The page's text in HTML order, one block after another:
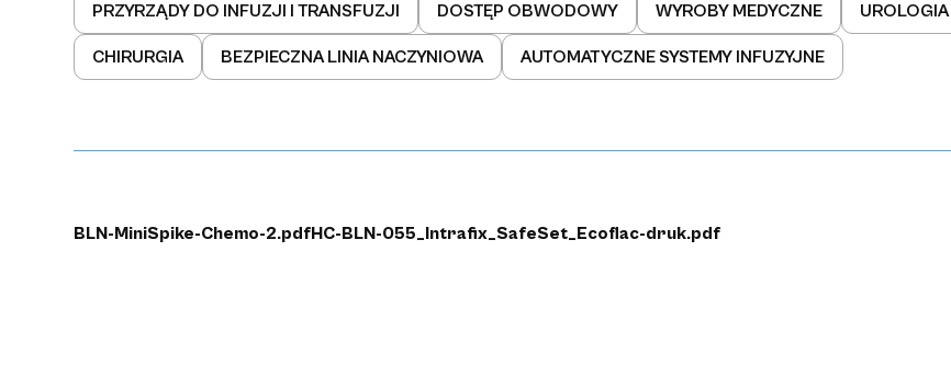
PRZYRZĄDY DO INFUZJI I TRANSFUZJI DOSTĘP OBWODOWY WYROBY MEDYCZNE UROLOGIA
CHIRURGIA BEZPIECZNA LINIA NACZYNIOWA AUTOMATYCZNE SYSTEMY INFUZYJNE
BLN-MiniSpike-Chemo-2.pdfHC-BLN-055_Intrafix_SafeSet_Ecoflac-druk.pdf